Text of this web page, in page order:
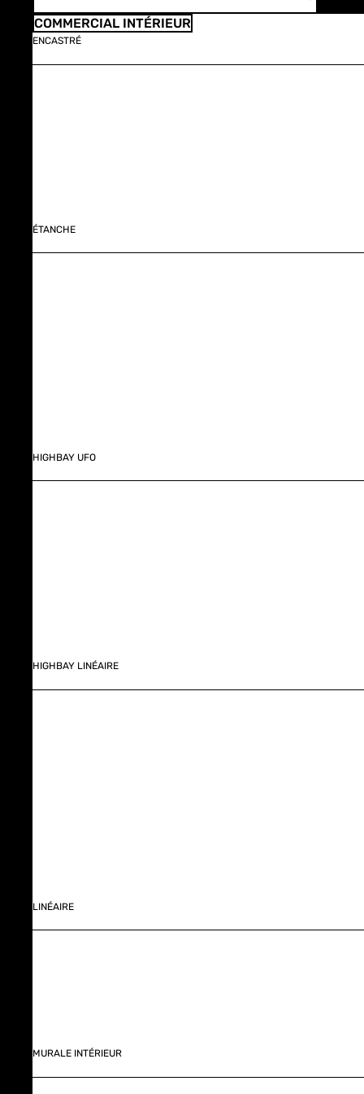
COMMERCIAL INTÉRIEUR
ENCASTRÉ
ÉTANCHE
HIGHBAY UFO
HIGHBAY LINÉAIRE
LINÉAIRE
MURALE INTÉRIEUR